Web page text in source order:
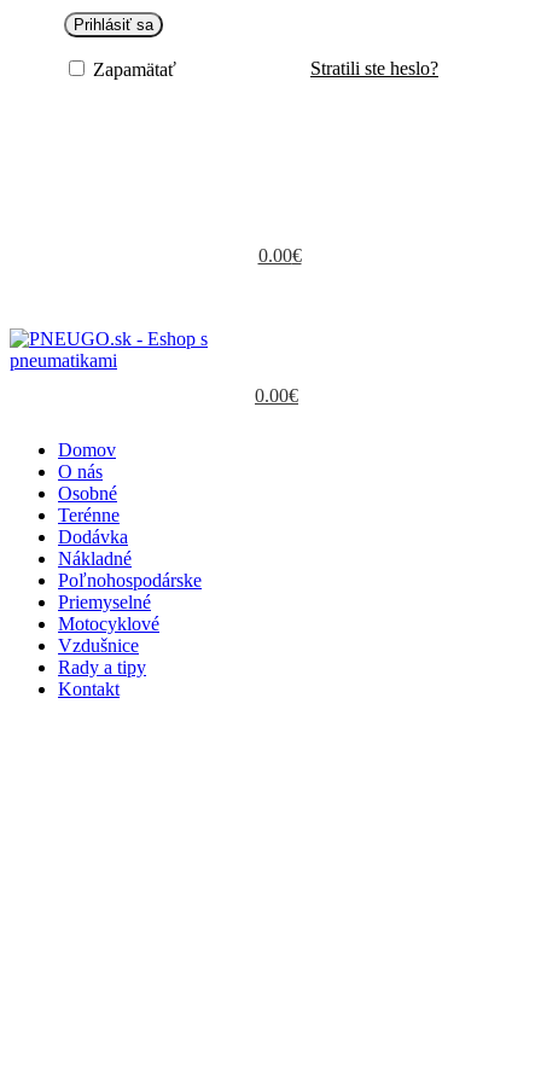
Prihlásiť sa
Stratili ste heslo?
Zapamätať
0.00€
0.00€
Domov
O nás
Osobné
Terénne
Dodávka
Nákladné
Poľnohospodárske
Priemyselné
Motocyklové
Vzdušnice
Rady a tipy
Kontakt